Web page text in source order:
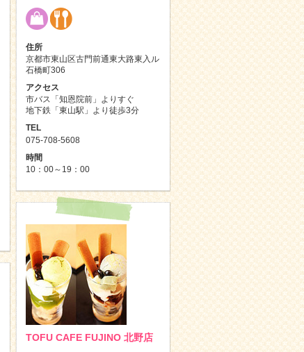
住所
京都市東山区古門前通東大路東入ル
石橋町306
アクセス
市バス「知恩院前」よりすぐ
地下鉄「東山駅」より徒歩3分
TEL
075-708-5608
時間
10：00～19：00
TOFU CAFE FUJINO 北野店